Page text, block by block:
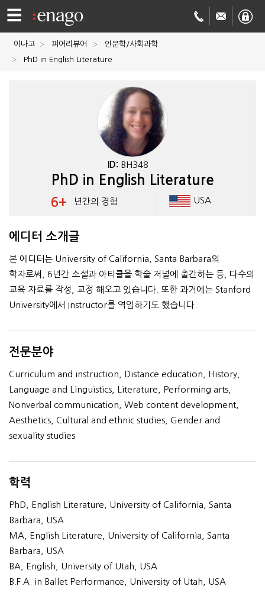
☰
영문
Academy
이나고 피어리뷰어
인문학/사회과학
PhD in English Literature
ID: BH348
PhD in English Literature
6+ 년간의 경험 USA
에디터 소개글
본 에디터는 University of California, Santa Barbara의
학자로써, 6년간 소설과 아티클을 학술 저널에 출간하는 등, 다수의
교육 자료를 작성, 교정 해오고 있습니다. 또한 과거에는 Stanford
University에서 Instructor를 역임하기도 했습니다.
전문분야
Curriculum and instruction, Distance education, History,
Language and Linguistics, Literature, Performing arts,
Nonverbal communication, Web content development,
Aesthetics, Cultural and ethnic studies, Gender and
sexuality studies
학력
PhD, English Literature, University of California, Santa
Barbara, USA
MA, English Literature, University of California, Santa
Barbara, USA
BA, English, University of Utah, USA
B.F.A. in Ballet Performance, University of Utah, USA